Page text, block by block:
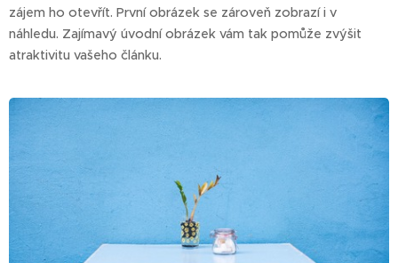
zájem ho otevřít. První obrázek se zároveň zobrazí i v
náhledu. Zajímavý úvodní obrázek vám tak pomůže zvýšit
atraktivitu vašeho článku.